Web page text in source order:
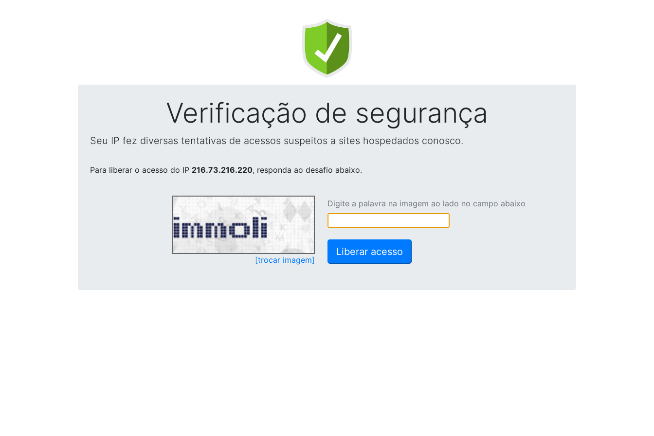
Verificação de segurança
Seu IP fez diversas tentativas de acessos suspeitos a sites hospedados conosco.
Para liberar o acesso do IP 216.73.216.220, responda ao desafio abaixo.
[trocar imagem]
Digite a palavra na imagem ao lado no campo abaixo